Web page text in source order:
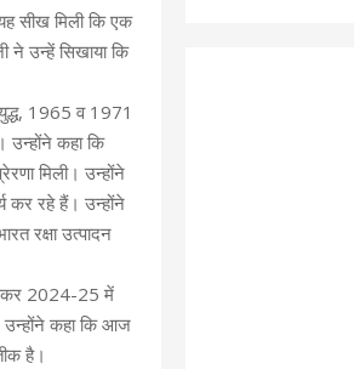
सीख मिली कि एक
ने उन्हें सिखाया कि
1965 व 1971
उन्होंने कहा कि
मिली। उन्होंने
कर रहे हैं। उन्होंने
रक्षा उत्पादन
2024-25 में
उन्होंने कहा कि आज
है।